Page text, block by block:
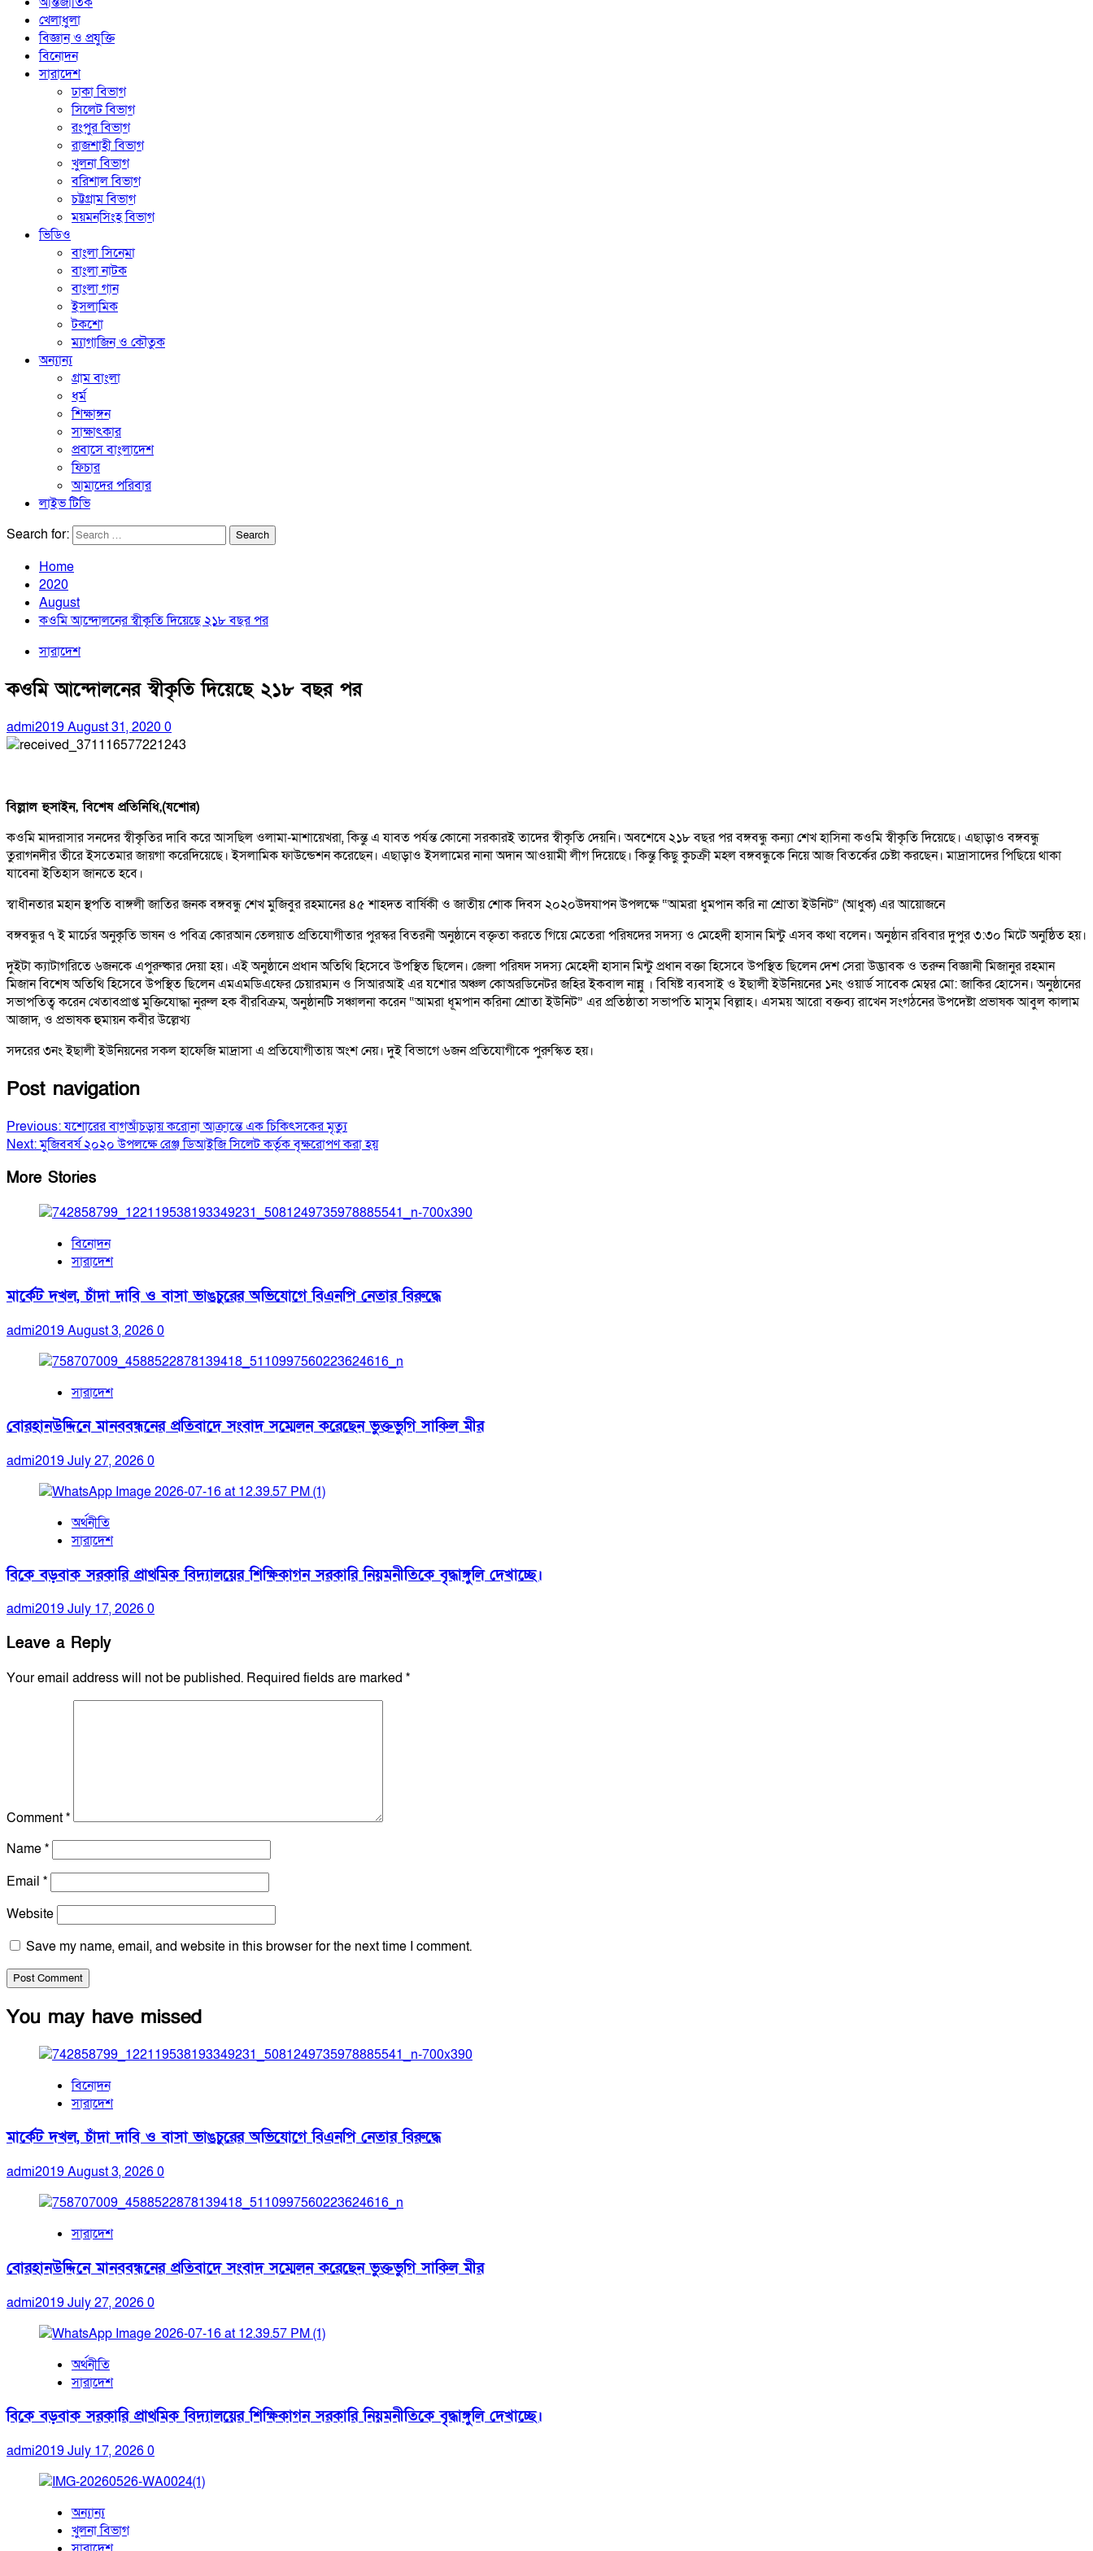
খেলাধুলা
বিজ্ঞান ও প্রযুক্তি
বিনোদন
সারাদেশ
ঢাকা বিভাগ
সিলেট বিভাগ
রংপুর বিভাগ
রাজশাহী বিভাগ
খুলনা বিভাগ
বরিশাল বিভাগ
চট্টগ্রাম বিভাগ
ময়মনসিংহ বিভাগ
ভিডিও
বাংলা সিনেমা
বাংলা নাটক
বাংলা গান
ইসলামিক
টকশো
ম্যাগাজিন ও কৌতুক
অন্যান্য
গ্রাম বাংলা
ধর্ম
শিক্ষাঙ্গন
সাক্ষাৎকার
প্রবাসে বাংলাদেশ
ফিচার
আমাদের পরিবার
লাইভ টিভি
Search for:
Home
2020
August
কওমি আন্দোলনের স্বীকৃতি দিয়েছে ২১৮ বছর পর
সারাদেশ
কওমি আন্দোলনের স্বীকৃতি দিয়েছে ২১৮ বছর পর
admi2019August 31, 2020 0
বিল্লাল হুসাইন, বিশেষ প্রতিনিধি,(যশোর)
কওমি মাদরাসার সনদের স্বীকৃতির দাবি করে আসছিল ওলামা-মাশায়েখরা, কিন্তু এ যাবত পর্যন্ত কোনো সরকারই তাদের স্বীকৃতি দেয়নি। অবশেষে ২১৮ বছর পর বঙ্গবন্ধু কন্যা শেখ হাসিনা কওমি স্বীকৃতি দিয়েছে। এছাড়াও বঙ্গবন্ধু
তুরাগনদীর তীরে ইসতেমার জায়গা করেদিয়েছে। ইসলামিক ফাউন্ডেশন করেছেন। এছাড়াও ইসলামের নানা অদান আওয়ামী লীগ দিয়েছে। কিন্তু কিছু কুচক্রী মহল বঙ্গবন্ধুকে নিয়ে আজ বিতর্কের চেষ্টা করছেন। মাদ্রাসাদের পিছিয়ে থাকা
যাবেনা ইতিহাস জানতে হবে।
স্বাধীনতার মহান স্থপতি বাঙ্গলী জাতির জনক বঙ্গবন্ধু শেখ মুজিবুর রহমানের ৪৫ শাহদত বার্ষিকী ও জাতীয় শোক দিবস ২০২০উদযাপন উপলক্ষে “আমরা ধুমপান করি না শ্রোতা ইউনিট” (আধুক) এর আয়োজনে
বঙ্গবন্ধুর ৭ ই মার্চের অনুকৃতি ভাষন ও পবিত্র কোরআন তেলয়াত প্রতিযোগীতার পুরস্কর বিতরনী অনুষ্ঠানে বক্তৃতা করতে গিয়ে মেতেরা পরিষদের সদস্য ও মেহেদী হাসান মিন্টু এসব কথা বলেন। অনুষ্ঠান রবিবার দুপুর ৩:৩০ মিটে অনুষ্ঠিত হয়।
দুইটা ক্যাটাগরিতে ৬জনকে এপুরুষ্কার দেয়া হয়। এই অনুষ্ঠানে প্রধান অতিথি হিসেবে উপস্থিত ছিলেন। জেলা পরিষদ সদস্য মেহেদী হাসান মিন্টু প্রধান বক্তা হিসেবে উপস্থিত ছিলেন দেশ সেরা উদ্ভাবক ও তরুন বিজ্ঞানী মিজানুর রহমান
মিজান বিশেষ অতিথি হিসেবে উপস্থিত ছিলেন এমএমডিএফের চেয়ারম্যন ও সিআরআই এর যশোর অঞ্চল কোঅরডিনেটর জহির ইকবাল নান্নু । বিষিষ্ট ব্যবসাই ও ইছালী ইউনিয়নের ১নং ওয়ার্ড সাবেক মেম্বর মো: জাকির হোসেন। অনুষ্ঠানের
সভাপতিত্ব করেন খেতাবপ্রাপ্ত মুক্তিযোদ্ধা নুরুল হক বীরবিক্রম, অনুষ্ঠানটি সঞ্চালনা করেন “আমরা ধূমপান করিনা শ্রোতা ইউনিট” এর প্রতিষ্ঠাতা সভাপতি মাসুম বিল্লাহ। এসময় আরো বক্তব্য রাখেন সংগঠনের উপদেষ্টা প্রভাষক আবুল কালাম
আজাদ, ও প্রভাষক হুমায়ন কবীর উল্লেখ্য
সদরের ৩নং ইছালী ইউনিয়নের সকল হাফেজি মাদ্রাসা এ প্রতিযোগীতায় অংশ নেয়। দুই বিভাগে ৬জন প্রতিযোগীকে পুরুস্কিত হয়।
Post navigation
Previous:যশোরের বাগআঁচড়ায় করোনা আক্রান্তে এক চিকিৎসকের মৃত্যু
Next:মুজিববর্ষ ২০২০ উপলক্ষে রেঞ্জ ডিআইজি সিলেট কর্তৃক বৃক্ষরোপণ করা হয়
More Stories
বিনোদন
সারাদেশ
মার্কেট দখল, চাঁদা দাবি ও বাসা ভাঙচুরের অভিযোগে বিএনপি নেতার বিরুদ্ধে
admi2019August 3, 20260
সারাদেশ
বোরহানউদ্দিনে মানববন্ধনের প্রতিবাদে সংবাদ সম্মেলন করেছেন ভুক্তভুগি সাকিল মীর
admi2019July 27, 20260
অর্থনীতি
সারাদেশ
বিকে বড়বাক সরকারি প্রাথমিক বিদ্যালয়ের শিক্ষিকাগন সরকারি নিয়মনীতিকে বৃদ্ধাঙ্গুলি দেখাচ্ছে।
admi2019July 17, 20260
Leave a Reply
Your email address will not be published. Required fields are marked *
Comment*
Name*
Email *
Website
Save my name, email, and website in this browser for the next time I comment.
You may have missed
বিনোদন
সারাদেশ
মার্কেট দখল, চাঁদা দাবি ও বাসা ভাঙচুরের অভিযোগে বিএনপি নেতার বিরুদ্ধে
admi2019August 3, 20260
সারাদেশ
বোরহানউদ্দিনে মানববন্ধনের প্রতিবাদে সংবাদ সম্মেলন করেছেন ভুক্তভুগি সাকিল মীর
admi2019July 27, 20260
অর্থনীতি
সারাদেশ
বিকে বড়বাক সরকারি প্রাথমিক বিদ্যালয়ের শিক্ষিকাগন সরকারি নিয়মনীতিকে বৃদ্ধাঙ্গুলি দেখাচ্ছে।
admi2019July 17, 20260
অন্যান্য
খুলনা বিভাগ